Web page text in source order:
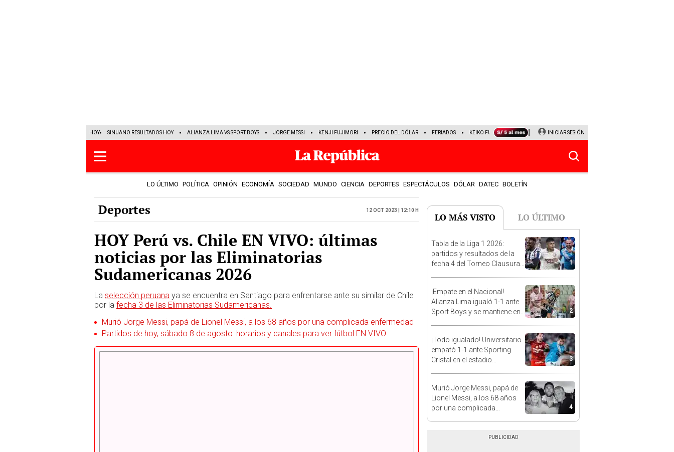
HOY SINUANO RESULTADOS HOY ALIANZA LIMA VS SPORT BOYS JORGE MESSI KENJI FUJIMORI PRECIO DEL DÓLAR FERIADOS KEIKO FUJIMORI NALDY SALDAÑA JAVIER MILEI
INICIAR SESIÓN
LO ÚLTIMO POLÍTICA OPINIÓN ECONOMÍA SOCIEDAD MUNDO CIENCIA DEPORTES ESPECTÁCULOS DÓLAR DATEC BOLETÍN
Deportes 12 Oct 2023 | 12:10 h
HOY Perú vs. Chile EN VIVO: últimas
noticias por las Eliminatorias
Sudamericanas 2026
La selección peruana ya se encuentra en Santiago para enfrentarse ante su similar de Chile
por la fecha 3 de las Eliminatorias Sudamericanas.
Murió Jorge Messi, papá de Lionel Messi, a los 68 años por una complicada enfermedad
Partidos de hoy, sábado 8 de agosto: horarios y canales para ver fútbol EN VIVO
LO MÁS VISTO LO ÚLTIMO
1
Tabla de la Liga 1 2026:
partidos y resultados de la
fecha 4 del Torneo Clausura y
2
¡Empate en el Nacional!
Alianza Lima igualó 1-1 ante
Sport Boys y se mantiene en
3
¡Todo igualado! Universitario
empató 1-1 ante Sporting
Cristal en el estadio
4
Murió Jorge Messi, papá de
Lionel Messi, a los 68 años
por una complicada